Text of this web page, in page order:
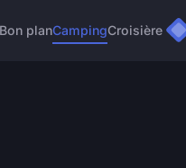
Bon planCampingCroisière